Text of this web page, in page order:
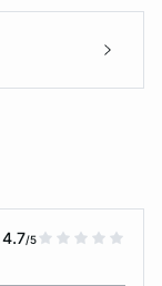
4.7/5